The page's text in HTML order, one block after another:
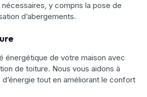
y compris la pose de
d’abergements.
énergétique de votre maison avec
de toiture. Nous vous aidons à
tout en améliorant le confort